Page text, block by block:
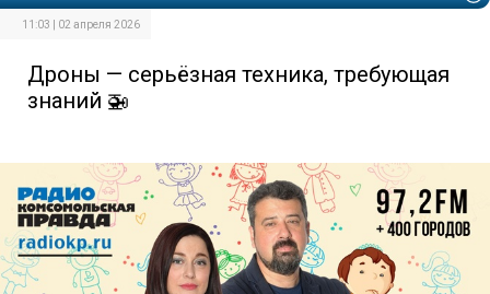
11:03 | 02 апреля 2026
Дроны — серьёзная техника, требующая
знаний 🚁